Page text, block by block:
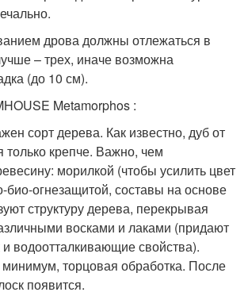
дрова должны отлежаться в
– трех, иначе возможна
(до 10 см).
Metamorphos :
сорт дерева. Как известно, дуб от
только крепче. Важно, чем
морилкой (чтобы усилить цвет
био-огнезащитой, составы на основе
структуру дерева, перекрывая
восками и лаками (придают
водоотталкивающие свойства).
торцовая обработка. После
появится.